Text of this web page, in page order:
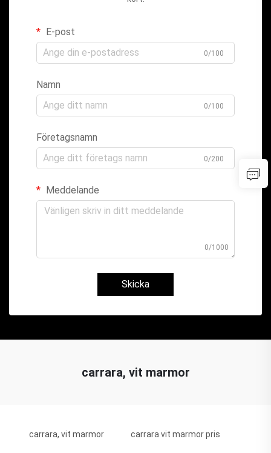
E-post
0/100
Namn
0/100
Företagsnamn
0/200
Meddelande
0/1000
Skicka
carrara, vit marmor
carrara, vit marmor carrara vit marmor pris